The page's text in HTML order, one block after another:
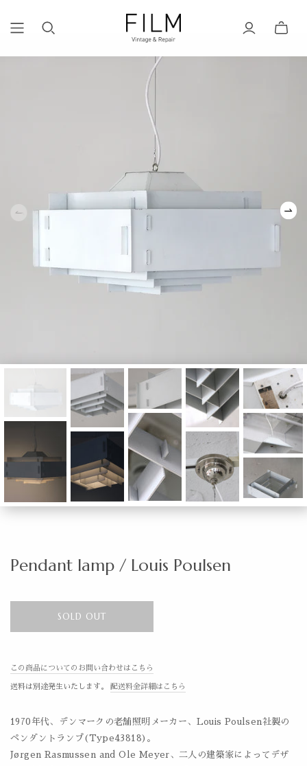
Pendant lamp / Louis Poulsen
SOLD OUT
この商品についてのお問い合わせはこちら
送料は別途発生いたします。 配送料金詳細はこちら
1970年代、デンマークの老舗照明メーカー、Louis Poulsen社製の
ペンダントランプ(Type43818)。
Jørgen Rasmussen and Ole Meyer、二人の建築家によってデザ